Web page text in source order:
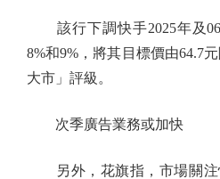
該行下調快手2025年及06
8%和9%，將其目標價由64.7
大市」評級。
次季廣告業務或加快
另外，花旗指，市場關注